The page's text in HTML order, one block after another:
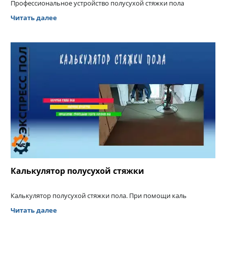
Профессиональное устройство полусухой стяжки пола
Читать далее
Калькулятор полусухой стяжки
Калькулятор полусухой стяжки пола. При помощи каль
Читать далее